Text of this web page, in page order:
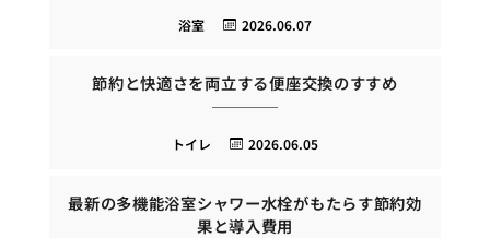
2026.06.07
浴室
節約と快適さを両立する便座交換のすすめ
2026.06.05
トイレ
最新の多機能浴室シャワー水栓がもたらす節約効
果と導入費用